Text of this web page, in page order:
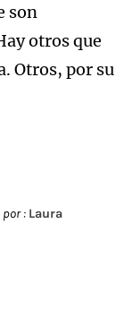
son
otros que
Otros, por su
: Laura